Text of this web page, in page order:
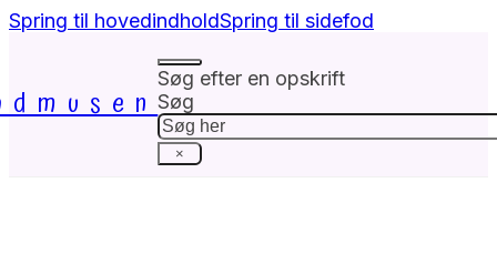
Spring til hovedindholdSpring til sidefod
Søg efter en opskrift
Søg
×